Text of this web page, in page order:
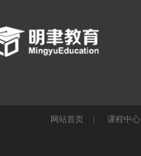
网站首页 课程中心